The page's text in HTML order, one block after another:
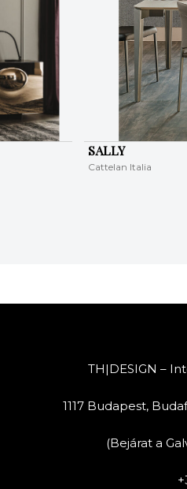
SALLY
Cattelan Italia
TH|DESIGN –
1117 Budapest,
(Bejárat a